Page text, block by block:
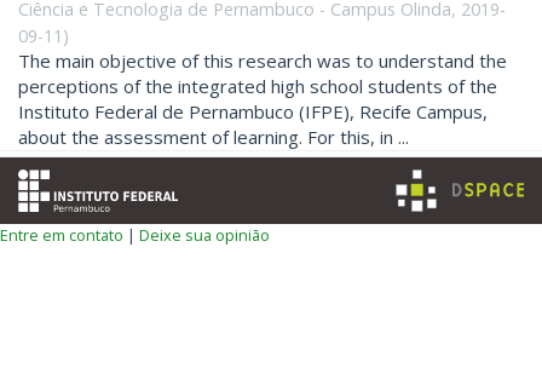
Ciência e Tecnologia de Pernambuco - Campus Olinda, 2019-
09-11 )
The main objective of this research was to understand the
perceptions of the integrated high school students of the
Instituto Federal de Pernambuco (IFPE), Recife Campus,
about the assessment of learning. For this, in ...
Entre em contato | Deixe sua opinião